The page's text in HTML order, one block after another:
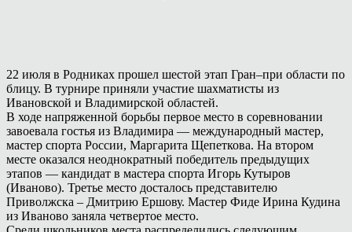
22 июля в Родниках прошел шестой этап Гран–при области по
блицу. В турнире приняли участие шахматисты из
Ивановской и Владимирской областей.
В ходе напряженной борьбы первое место в соревновании
завоевала гостья из Владимира — международный мастер,
мастер спорта России, Маргарита Щепеткова. На втором
месте оказался неоднократный победитель предыдущих
этапов — кандидат в мастера спорта Игорь Кутыров
(Иваново). Третье место досталось представителю
Приволжска – Дмитрию Ершову. Мастер Фиде Ирина Кудина
из Иваново заняла четвертое место.